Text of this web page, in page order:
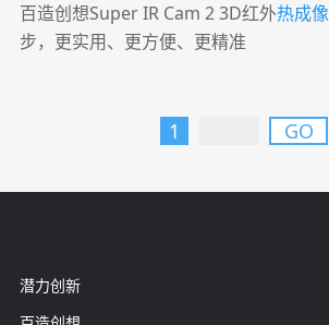
百造创想Super IR Cam 2 3D红外热成像
步，更实用、更方便、更精准
1 GO
潜力创新